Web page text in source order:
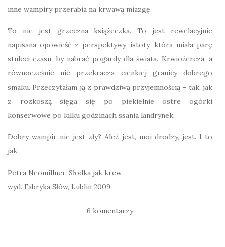
inne wampiry przerabia na krwawą miazgę.
To nie jest grzeczna książeczka. To jest rewelacyjnie
napisana opowieść z perspektywy istoty, która miała parę
stuleci czasu, by nabrać pogardy dla świata. Krwiożercza, a
równocześnie nie przekracza cienkiej granicy dobrego
smaku. Przeczytałam ją z prawdziwą przyjemnością – tak, jak
z rozkoszą sięga się po piekielnie ostre ogórki
konserwowe po kilku godzinach ssania landrynek.
Dobry wampir nie jest zły? Ależ jest, moi drodzy, jest. I to
jak.
Petra Neomillner, Słodka jak krew
wyd. Fabryka Słów, Lublin 2009
6 komentarzy